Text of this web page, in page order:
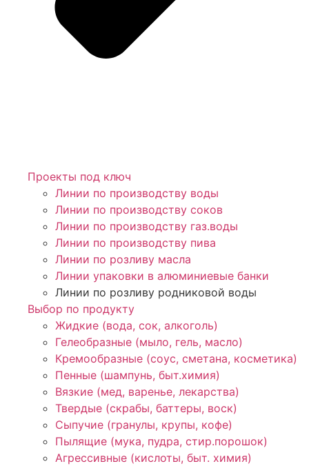
Проекты под ключ
Линии по производству воды
Линии по производству соков
Линии по производству газ.воды
Линии по производству пива
Линии по розливу масла
Линии упаковки в алюминиевые банки
Линии по розливу родниковой воды
Выбор по продукту
Жидкие (вода, сок, алкоголь)
Гелеобразные (мыло, гель, масло)
Кремообразные (соус, сметана, косметика)
Пенные (шампунь, быт.химия)
Вязкие (мед, варенье, лекарства)
Твердые (скрабы, баттеры, воск)
Сыпучие (гранулы, крупы, кофе)
Пылящие (мука, пудра, стир.порошок)
Агрессивные (кислоты, быт. химия)